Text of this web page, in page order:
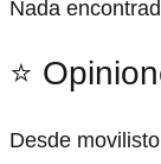
Nada
⭐
Desde